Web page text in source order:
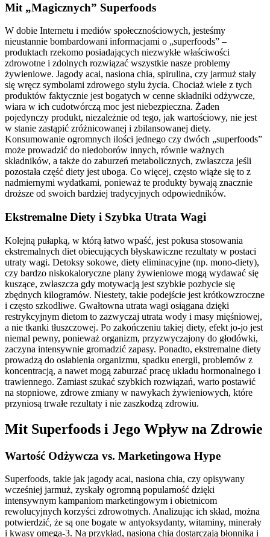
Mit „Magicznych” Superfoods
W dobie Internetu i mediów społecznościowych, jesteśmy
nieustannie bombardowani informacjami o „superfoods” –
produktach rzekomo posiadających niezwykłe właściwości
zdrowotne i zdolnych rozwiązać wszystkie nasze problemy
żywieniowe. Jagody acai, nasiona chia, spirulina, czy jarmuż stały
się wręcz symbolami zdrowego stylu życia. Chociaż wiele z tych
produktów faktycznie jest bogatych w cenne składniki odżywcze,
wiara w ich cudotwórczą moc jest niebezpieczna. Żaden
pojedynczy produkt, niezależnie od tego, jak wartościowy, nie jest
w stanie zastąpić zróżnicowanej i zbilansowanej diety.
Konsumowanie ogromnych ilości jednego czy dwóch „superfoods”
może prowadzić do niedoborów innych, równie ważnych
składników, a także do zaburzeń metabolicznych, zwłaszcza jeśli
pozostała część diety jest uboga. Co więcej, często wiąże się to z
nadmiernymi wydatkami, ponieważ te produkty bywają znacznie
droższe od swoich bardziej tradycyjnych odpowiedników.
Ekstremalne Diety i Szybka Utrata Wagi
Kolejną pułapką, w którą łatwo wpaść, jest pokusa stosowania
ekstremalnych diet obiecujących błyskawiczne rezultaty w postaci
utraty wagi. Detoksy sokowe, diety eliminacyjne (np. mono-diety),
czy bardzo niskokaloryczne plany żywieniowe mogą wydawać się
kuszące, zwłaszcza gdy motywacją jest szybkie pozbycie się
zbędnych kilogramów. Niestety, takie podejście jest krótkowzroczne
i często szkodliwe. Gwałtowna utrata wagi osiągana dzięki
restrykcyjnym dietom to zazwyczaj utrata wody i masy mięśniowej,
a nie tkanki tłuszczowej. Po zakończeniu takiej diety, efekt jo-jo jest
niemal pewny, ponieważ organizm, przyzwyczajony do głodówki,
zaczyna intensywnie gromadzić zapasy. Ponadto, ekstremalne diety
prowadzą do osłabienia organizmu, spadku energii, problemów z
koncentracją, a nawet mogą zaburzać pracę układu hormonalnego i
trawiennego. Zamiast szukać szybkich rozwiązań, warto postawić
na stopniowe, zdrowe zmiany w nawykach żywieniowych, które
przyniosą trwałe rezultaty i nie zaszkodzą zdrowiu.
Mit Superfoods i Jego Wpływ na Zdrowie
Wartość Odżywcza vs. Marketingowa Hype
Superfoods, takie jak jagody acai, nasiona chia, czy opisywany
wcześniej jarmuż, zyskały ogromną popularność dzięki
intensywnym kampaniom marketingowym i obietnicom
rewolucyjnych korzyści zdrowotnych. Analizując ich skład, można
potwierdzić, że są one bogate w antyoksydanty, witaminy, minerały
i kwasy omega-3. Na przykład, nasiona chia dostarczają błonnika i